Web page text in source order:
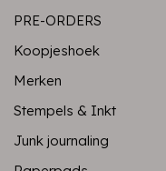
PRE-ORDERS
Koopjeshoek
Merken
Stempels & Inkt
Junk journaling